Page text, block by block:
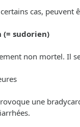
cas,
(= sudorien)
non mortel. Il
une